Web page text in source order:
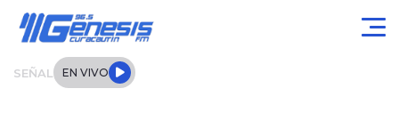
SEÑAL EN VIVO